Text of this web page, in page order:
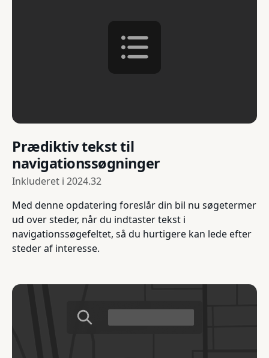
Prædiktiv tekst til
navigationssøgninger
Inkluderet i 2024.32
Med denne opdatering foreslår din bil nu søgetermer
ud over steder, når du indtaster tekst i
navigationssøgefeltet, så du hurtigere kan lede efter
steder af interesse.